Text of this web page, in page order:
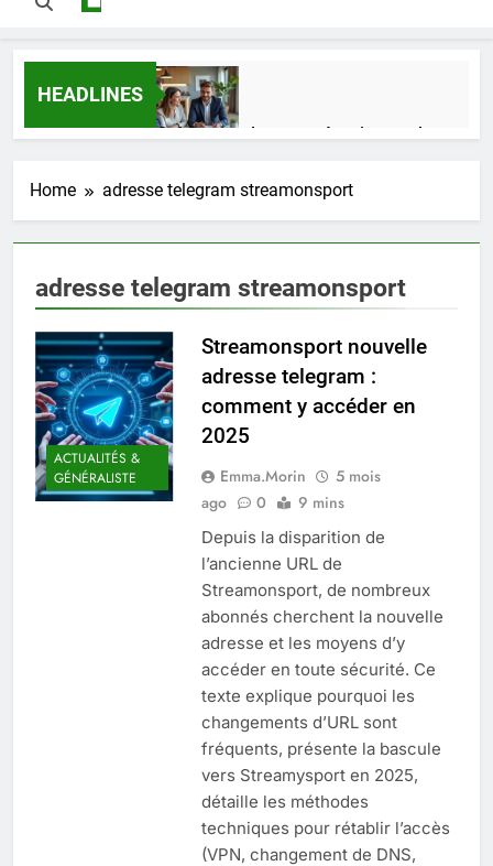
HEADLINES
Guide complet pour réussir un achat
2 Semaines Ago
impact dans le domaine médical
4 Mois Ago
Quel est le salaire de Myriam Seurat en
2025 ?
4 Mois Ago
Okrami : comprendre ses
fonctionnalités clés et avantages
4 Mois Ago
Découvrez notre test d’orientation
gratuit spécialement conçu pour
collégiens et lycéens
4 Mois Ago
Liste complète des marques
rezoactif.com à connaître en 2025
4 Mois Ago
Home adresse telegram streamonsport
adresse telegram streamonsport
ACTUALITÉS &
GÉNÉRALISTE
Streamonsport nouvelle
adresse telegram :
comment y accéder en
2025
Emma.Morin
5 mois
ago
0 9 mins
Depuis la disparition de
l’ancienne URL de
Streamonsport, de nombreux
abonnés cherchent la nouvelle
adresse et les moyens d’y
accéder en toute sécurité. Ce
texte explique pourquoi les
changements d’URL sont
fréquents, présente la bascule
vers Streamysport en 2025,
détaille les méthodes
techniques pour rétablir l’accès
(VPN, changement de DNS,